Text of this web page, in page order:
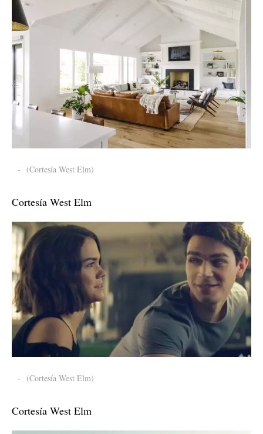
- (Cortesía West Elm)
Cortesía West Elm
- (Cortesía West Elm)
Cortesía West Elm